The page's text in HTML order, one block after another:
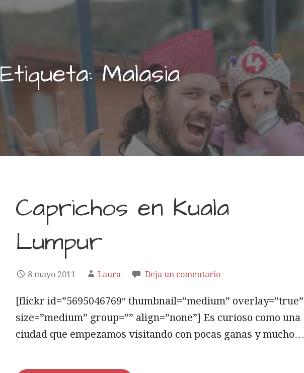
Etiqueta: Malasia
Caprichos en Kuala
Lumpur
8 mayo 2011 Laura Deja un comentario
[flickr id=”5695046769″ thumbnail=”medium” overlay=”true”
size=”medium” group=”” align=”none”] Es curioso como una
ciudad que empezamos visitando con pocas ganas y mucho…